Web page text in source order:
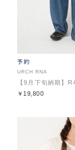
URCH RNA
￥19,800